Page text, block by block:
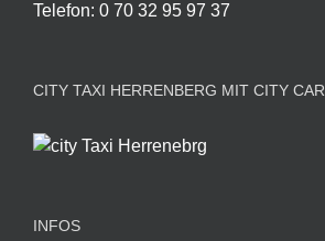
Telefon: 0 70 32 95 97 37
CITY TAXI HERRENBERG MIT CITY CAR
INFOS